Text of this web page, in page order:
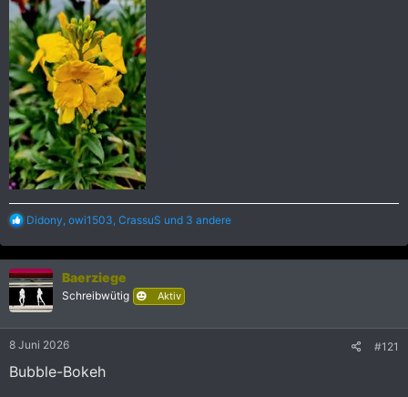
R
a
k
t
i
o
n
:
Didony owi1503 CrassuS und 3 andere
Baerziege
Schreibwütig Aktiv
8 Juni 2026 #121
Bubble-Bokeh